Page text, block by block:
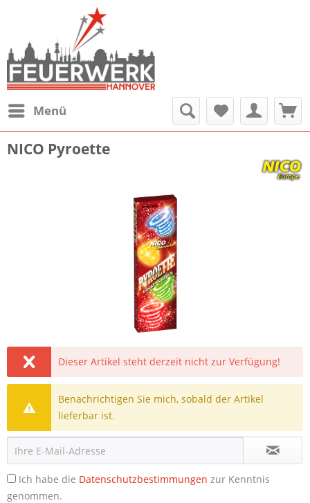
Menü
NICO Pyroette
Dieser Artikel steht derzeit nicht zur Verfügung!
Benachrichtigen Sie mich, sobald der Artikel
lieferbar ist.
Ich habe die Datenschutzbestimmungen zur Kenntnis
genommen.